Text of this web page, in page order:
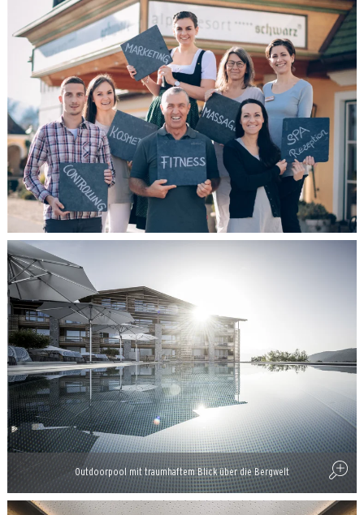
Outdoorpool mit traumhaftem Blick über die Bergwelt